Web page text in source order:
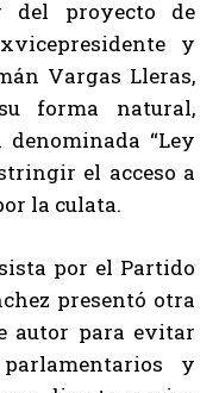
del proyecto de
y
Vargas Lleras,
forma natural,
“Ley
el acceso a
la culata.
por el Partido
presentó otra
autor para evitar
y